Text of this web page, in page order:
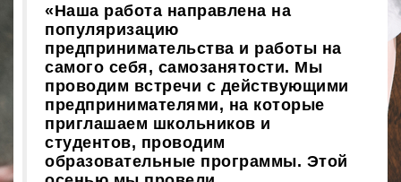
«Наша работа направлена на
популяризацию
предпринимательства и работы на
самого себя, самозанятости. Мы
проводим встречи с действующими
предпринимателями, на которые
приглашаем школьников и
студентов, проводим
образовательные программы. Этой